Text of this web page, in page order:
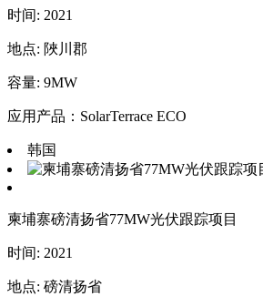
时间: 2021
地点: 陜川郡
容量: 9MW
应用产品：SolarTerrace ECO
韩国
柬埔寨磅清扬省77MW光伏跟踪项目
时间: 2021
地点: 磅清扬省